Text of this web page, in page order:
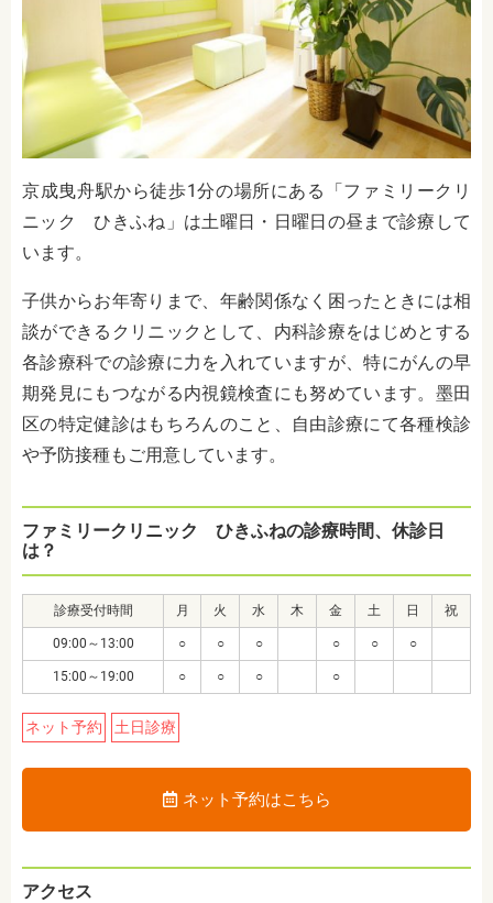
京成曳舟駅から徒歩1分の場所にある「ファミリークリ
ニック ひきふね」は土曜日・日曜日の昼まで診療して
います。
子供からお年寄りまで、年齢関係なく困ったときには相
談ができるクリニックとして、内科診療をはじめとする
各診療科での診療に力を入れていますが、特にがんの早
期発見にもつながる内視鏡検査にも努めています。墨田
区の特定健診はもちろんのこと、自由診療にて各種検診
や予防接種もご用意しています。
ファミリークリニック ひきふねの診療時間、休診日
は？
診療受付時間 月 火 水 木 金 土 日 祝
09:00～13:00 ○ ○ ○ ○ ○ ○
15:00～19:00 ○ ○ ○ ○
ネット予約 土日診療
ネット予約はこちら
アクセス